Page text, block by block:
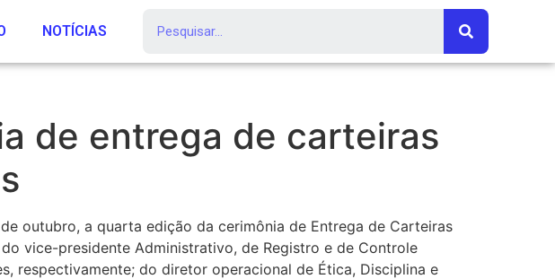
NOTÍCIAS
de entrega de carteiras
outubro, a quarta edição da cerimônia de Entrega de Carteiras
vice-presidente Administrativo, de Registro e de Controle
respectivamente; do diretor operacional de Ética, Disciplina e